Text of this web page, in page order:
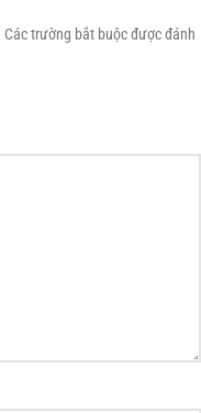
Các trường bắt buộc được đánh